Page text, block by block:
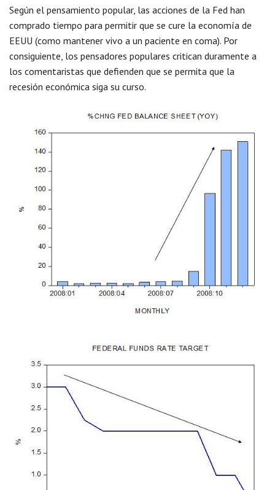
Según el pensamiento popular, las acciones de la Fed han
comprado tiempo para permitir que se cure la economía de
EEUU (como mantener vivo a un paciente en coma). Por
consiguiente, los pensadores populares critican duramente a
los comentaristas que defienden que se permita que la
recesión económica siga su curso.